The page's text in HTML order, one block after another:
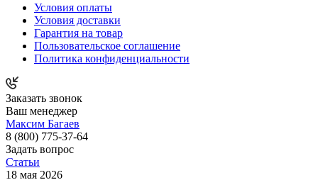
Условия оплаты
Условия доставки
Гарантия на товар
Пользовательское соглашение
Политика конфиденциальности
Заказать звонок
Ваш менеджер
Максим Багаев
8 (800) 775-37-64
Задать вопрос
Статьи
18 мая 2026